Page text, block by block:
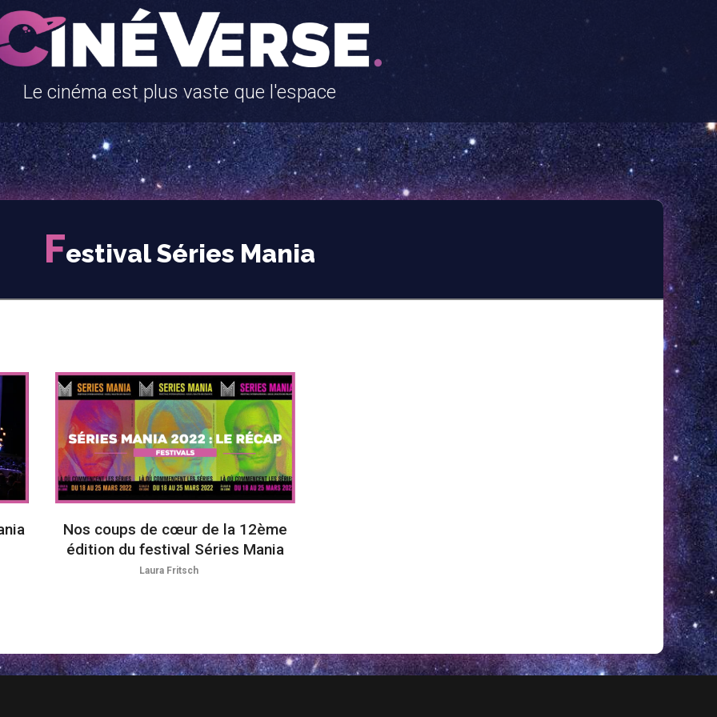
Le cinéma est plus vaste que l'espace
Festival Séries Mania
Nos coups de cœur de la 12ème
édition du festival Séries Mania
Laura Fritsch